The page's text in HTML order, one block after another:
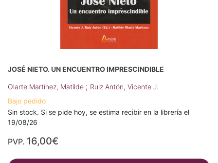
JOSÉ NIETO. UN ENCUENTRO IMPRESCINDIBLE
Olarte Martínez, Matilde ; Ruiz Antón, Vicente J.
Bajo pedido
Sin stock. Si se pide hoy, se estima recibir en la librería el
19/08/26
PVP. 16,00€